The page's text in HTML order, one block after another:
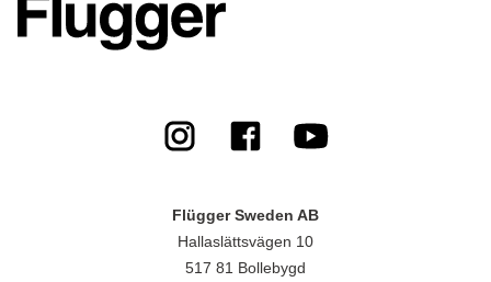
Flügger Sweden AB
Hallaslättsvägen 10
517 81 Bollebygd